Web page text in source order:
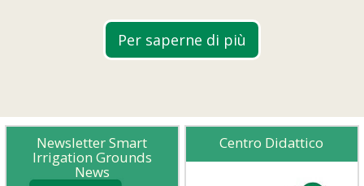
Per saperne di più
Newsletter Smart
Irrigation Grounds
News
Centro Didattico